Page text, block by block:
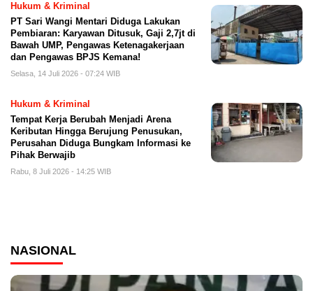
Hukum & Kriminal
PT Sari Wangi Mentari Diduga Lakukan
Pembiaran: Karyawan Ditusuk, Gaji 2,7jt di
Bawah UMP, Pengawas Ketenagakerjaan
dan Pengawas BPJS Kemana!
Selasa, 14 Juli 2026 - 07:24 WIB
Hukum & Kriminal
Tempat Kerja Berubah Menjadi Arena
Keributan Hingga Berujung Penusukan,
Perusahan Diduga Bungkam Informasi ke
Pihak Berwajib
Rabu, 8 Juli 2026 - 14:25 WIB
NASIONAL